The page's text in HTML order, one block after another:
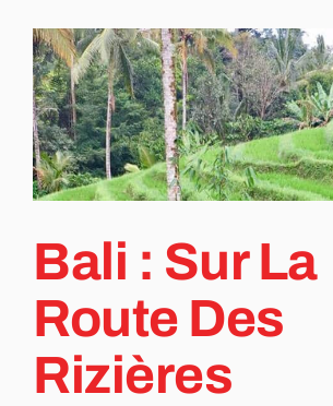
Bali : Sur La
Route Des
Rizières